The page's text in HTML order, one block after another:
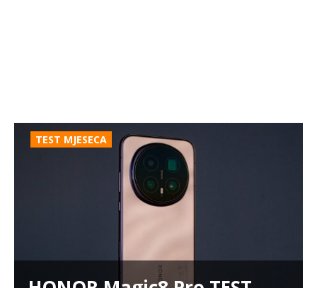
TEST MJESECA